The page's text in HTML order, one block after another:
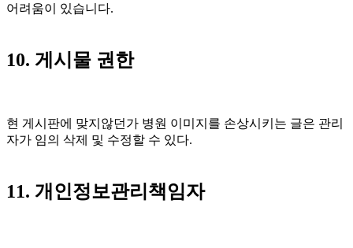
어려움이 있습니다.
10. 게시물 권한
현 게시판에 맞지않던가 병원 이미지를 손상시키는 글은 관리
자가 임의 삭제 및 수정할 수 있다.
11. 개인정보관리책임자